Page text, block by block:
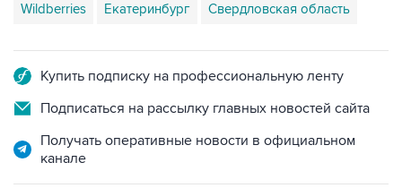
Wildberries Екатеринбург Свердловская область
Купить подписку на профессиональную ленту
Подписаться на рассылку главных новостей сайта
Получать оперативные новости в официальном
канале